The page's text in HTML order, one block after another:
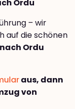
Ordu
– wir
auf die schönen
Ordu
aus, dann
von